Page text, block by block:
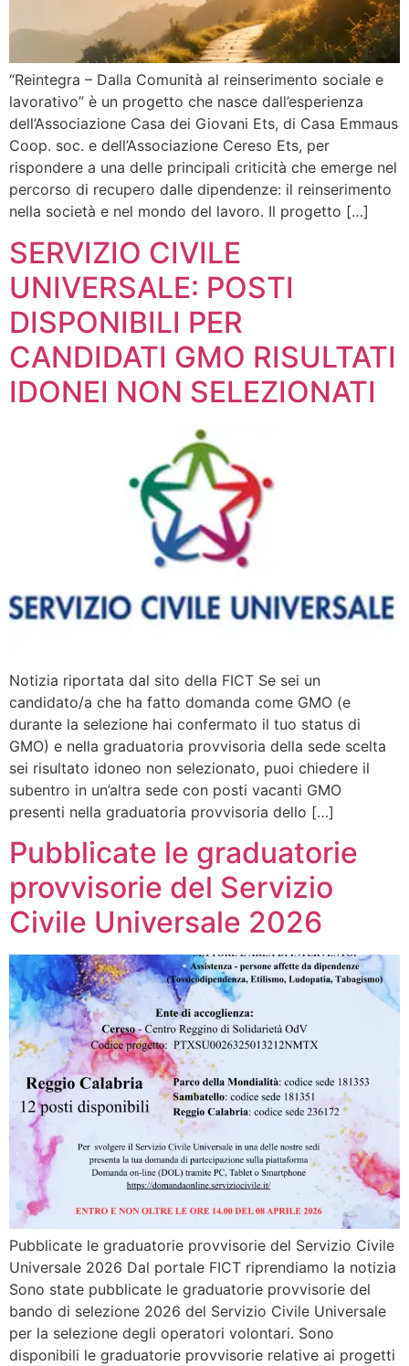
“Reintegra – Dalla Comunità al reinserimento sociale e
lavorativo” è un progetto che nasce dall’esperienza
dell’Associazione Casa dei Giovani Ets, di Casa Emmaus
Coop. soc. e dell’Associazione Cereso Ets, per
rispondere a una delle principali criticità che emerge nel
percorso di recupero dalle dipendenze: il reinserimento
nella società e nel mondo del lavoro. Il progetto […]
SERVIZIO CIVILE
UNIVERSALE: POSTI
DISPONIBILI PER
CANDIDATI GMO RISULTATI
IDONEI NON SELEZIONATI
Notizia riportata dal sito della FICT Se sei un
candidato/a che ha fatto domanda come GMO (e
durante la selezione hai confermato il tuo status di
GMO) e nella graduatoria provvisoria della sede scelta
sei risultato idoneo non selezionato, puoi chiedere il
subentro in un’altra sede con posti vacanti GMO
presenti nella graduatoria provvisoria dello […]
Pubblicate le graduatorie
provvisorie del Servizio
Civile Universale 2026
Pubblicate le graduatorie provvisorie del Servizio Civile
Universale 2026 Dal portale FICT riprendiamo la notizia
Sono state pubblicate le graduatorie provvisorie del
bando di selezione 2026 del Servizio Civile Universale
per la selezione degli operatori volontari. Sono
disponibili le graduatorie provvisorie relative ai progetti